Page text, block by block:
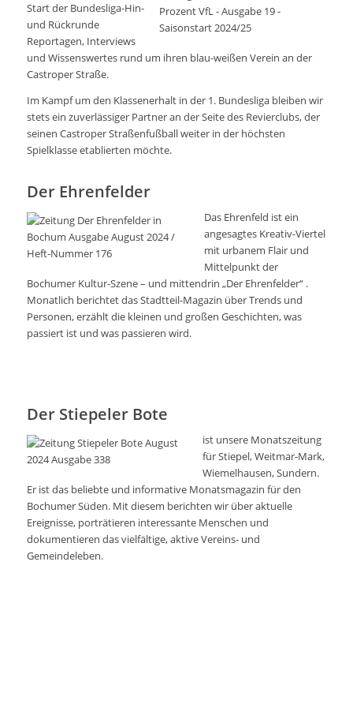
Start der Bundesliga-Hin-
und Rückrunde
Reportagen, Interviews
und Wissenswertes rund um ihren blau-weißen Verein an der
Castroper Straße.
Im Kampf um den Klassenerhalt in der 1. Bundesliga bleiben wir
stets ein zuverlässiger Partner an der Seite des Revierclubs, der
seinen Castroper Straßenfußball weiter in der höchsten
Spielklasse etablierten möchte.
Der Ehrenfelder
Das Ehrenfeld ist ein
angesagtes Kreativ-Viertel
mit urbanem Flair und
Mittelpunkt der
Bochumer Kultur-Szene – und mittendrin „Der Ehrenfelder“ .
Monatlich berichtet das Stadtteil-Magazin über Trends und
Personen, erzählt die kleinen und großen Geschichten, was
passiert ist und was passieren wird.
Der Stiepeler Bote
ist unsere Monatszeitung
für Stiepel, Weitmar-Mark,
Wiemelhausen, Sundern.
Er ist das beliebte und informative Monatsmagazin für den
Bochumer Süden. Mit diesem berichten wir über aktuelle
Ereignisse, porträtieren interessante Menschen und
dokumentieren das vielfältige, aktive Vereins- und
Gemeindeleben.